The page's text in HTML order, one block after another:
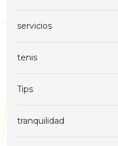
servicios
tenis
Tips
tranquilidad